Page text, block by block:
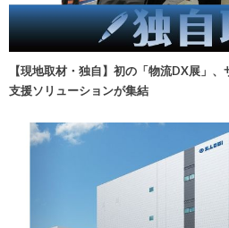
【現地取材・独自】初の「物流DX展」
支援ソリューションが集結